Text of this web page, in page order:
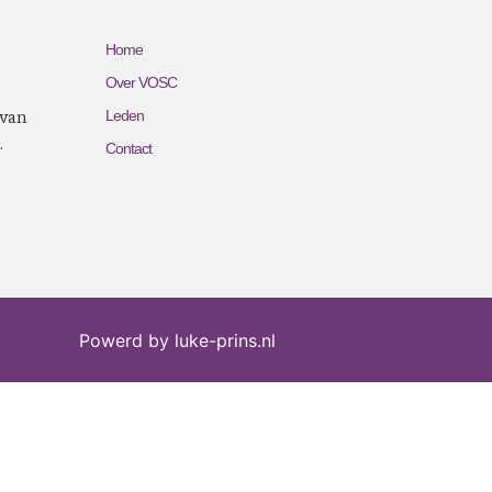
Home
Over VOSC
Leden
Contact
Powerd by luke-prins.nl